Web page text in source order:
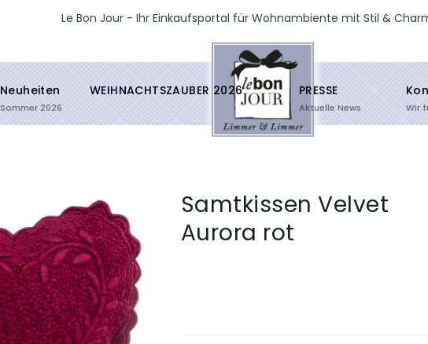
Le Bon Jour - Ihr Einkaufsportal für Wohnambiente mit Stil &
Neuheiten
Sommer 2026
WEIHNACHTSZAUBER 2026 PRESSE
Aktuelle News Wir
Samtkissen Velvet
Aurora rot